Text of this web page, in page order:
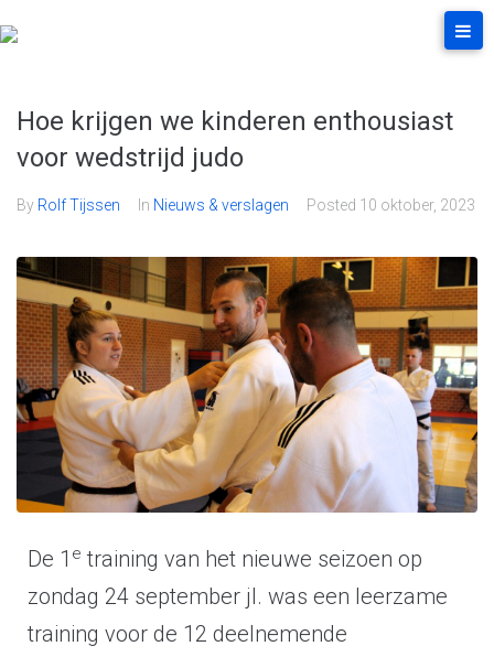
Hoe krijgen we kinderen enthousiast
voor wedstrijd judo
By Rolf Tijssen In Nieuws & verslagen Posted 10 oktober, 2023
De 1 e training van het nieuwe seizoen op
zondag 24 september jl. was een leerzame
training voor de 12 deelnemende